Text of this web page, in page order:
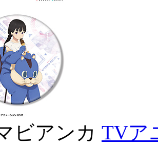
ビアンカ TVア